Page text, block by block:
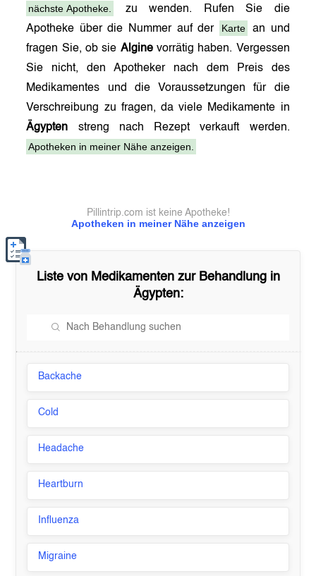
nächste Apotheke.
zu wenden. Rufen Sie die
Apotheke über die Nummer auf der
Karte
an und
fragen Sie, ob sie Alginevorrätig haben. Vergessen
Sie nicht, den Apotheker nach dem Preis des
Medikamentes und die Voraussetzungen für die
Verschreibung zu fragen, da viele Medikamente in
Ägypten streng nach Rezept verkauft werden.
Apotheken in meiner Nähe anzeigen.
Apotheken in meiner Nähe anzeigen
Pillintrip.com ist keine Apotheke!
Liste von Medikamenten zur Behandlung in
Ägypten:
Backache
Cold
Headache
Heartburn
Influenza
Migraine